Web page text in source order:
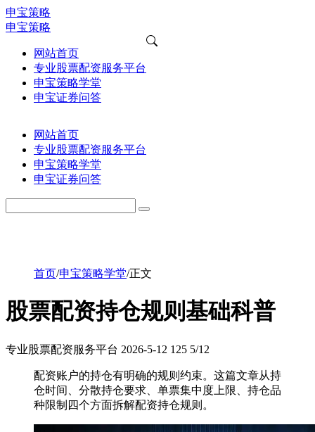
申宝策略
申宝策略
网站首页
专业股票配资服务平台
申宝策略学堂
申宝证券问答
网站首页
专业股票配资服务平台
申宝策略学堂
申宝证券问答
首页/申宝策略学堂/正文
股票配资持仓规则基础科普
专业股票配资服务平台 2026-5-12 125 5/12
配资账户的持仓有明确的规则约束。这篇文章从持
仓时间、分散持仓要求、单票集中度上限、持仓品
种限制四个方面拆解配资持仓规则。